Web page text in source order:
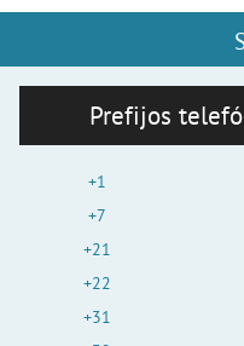
Prefijos
+1
+7
+21
+22
+31